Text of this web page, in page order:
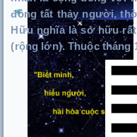
đồng tất thảy người,
Hữu nghĩa là sở hữu
(rộng lớn). Thuộc tháng